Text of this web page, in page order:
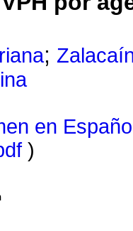
;
en
)